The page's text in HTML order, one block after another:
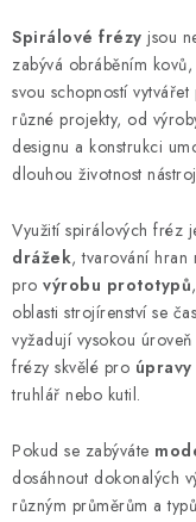
c
í
p
r
v
k
v
ý
p
i
s
u
á
n
k
o
v
á
í
Spirálové frézy jsou
zabývá obráběním
svou schopností
různé projekty, od
designu a konstrukci
dlouhou životnost
Využití spirálových fréz
drážek, tvarování hran
pro výrobu prototypů
oblasti strojírenství se
vyžadují vysokou
frézy skvělé pro
truhlář nebo kutil.
Pokud se zabýváte
dosáhnout dokonalých
různým průměrům a